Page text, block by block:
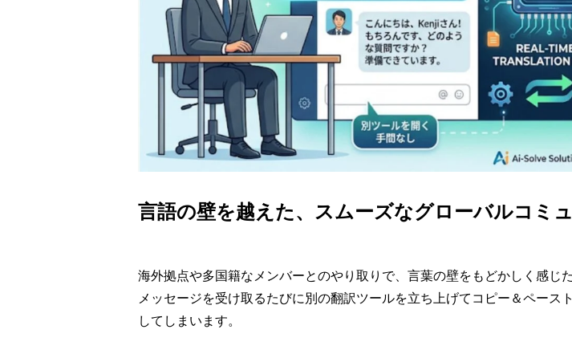
言語の壁を越えた、スムーズなグローバルコミ
海外拠点や多国籍なメンバーとのやり取りで、言葉の壁をもどかしく感じ
メッセージを受け取るたびに別の翻訳ツールを立ち上げてコピー＆ペー
してしまいます。